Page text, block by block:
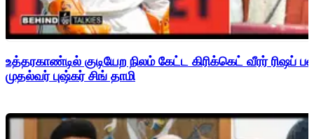
உத்தரகாண்டில் குடியேற நிலம் கேட்ட கிரிக்கெட் வீரர்
முதல்வர் புஷ்கர் சிங் தாமி